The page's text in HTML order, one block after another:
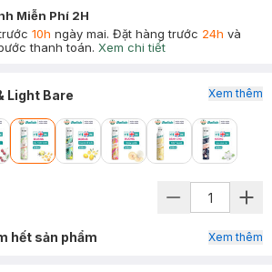
Miễn Phí 2H
10h ngày mai. Đặt hàng trước 24h và
thanh toán. Xem chi tiết
Light Bare Xem thêm
hết sản phẩm Xem thêm